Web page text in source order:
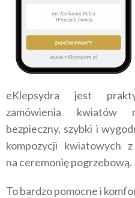
eKlepsydra jest
zamówienia kwiatów
bezpieczny, szybki i
kompozycji kwiatowych z
na ceremonię pogrzebową.
To bardzo pomocne i